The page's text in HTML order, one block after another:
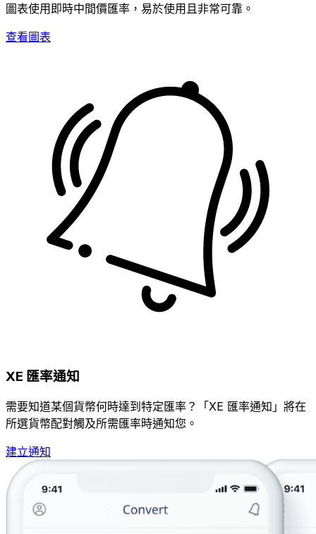
圖表使用即時中間價匯率，易於使用且非常可靠。
查看圖表
XE 匯率通知
需要知道某個貨幣何時達到特定匯率？「XE 匯率通知」將在
所選貨幣配對觸及所需匯率時通知您。
建立通知